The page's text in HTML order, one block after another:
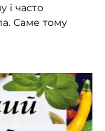
і часто
Саме тому